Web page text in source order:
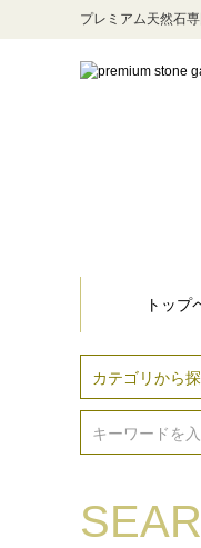
プレミアム天然石
トップ